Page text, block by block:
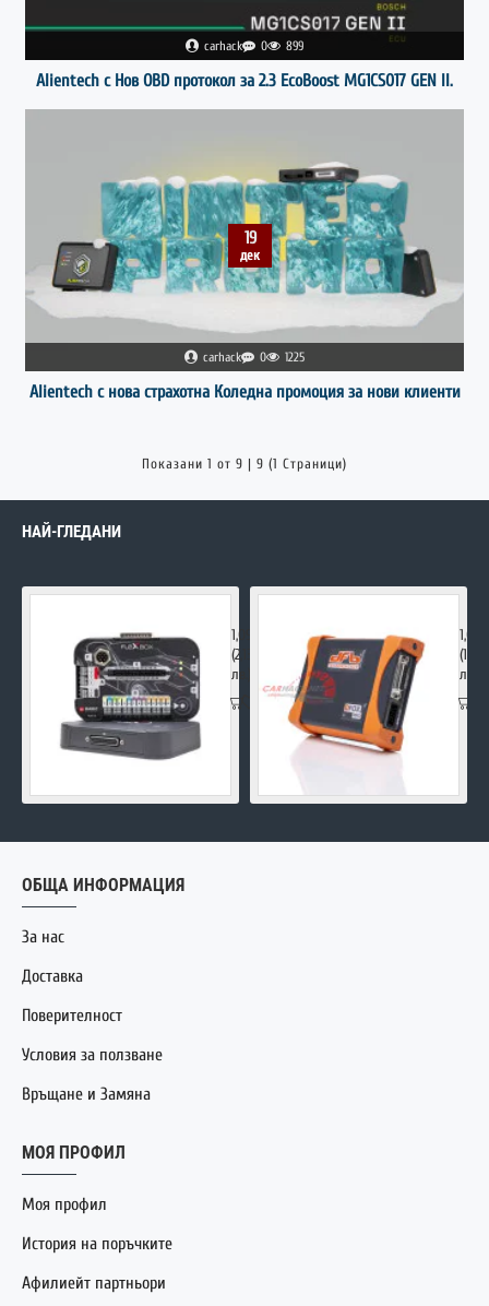
carhack 0 899
Alientech с Нов OBD протокол за 2.3 EcoBoost MG1CS017 GEN II.
19
дек
carhack 0 1225
Alientech с нова страхотна Коледна промоция за нови клиенти
Показани 1 от 9 | 9 (1 Страници)
НАЙ-ГЛЕДАНИ
1,090.00€
(2,131.85
лв.)
лв.)
ОБЩА ИНФОРМАЦИЯ
За нас
Доставка
Поверителност
Условия за ползване
Връщане и Замяна
МОЯ ПРОФИЛ
Моя профил
История на поръчките
Афилиейт партньори